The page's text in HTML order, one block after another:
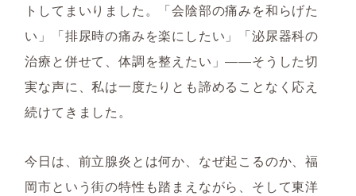
トしてまいりました。「会陰部の痛みを和らげた
い」「排尿時の痛みを楽にしたい」「泌尿器科の
治療と併せて、体調を整えたい」――そうした切
実な声に、私は一度たりとも諦めることなく応え
続けてきました。
今日は、前立腺炎とは何か、なぜ起こるのか、福
岡市という街の特性も踏まえながら、そして東洋